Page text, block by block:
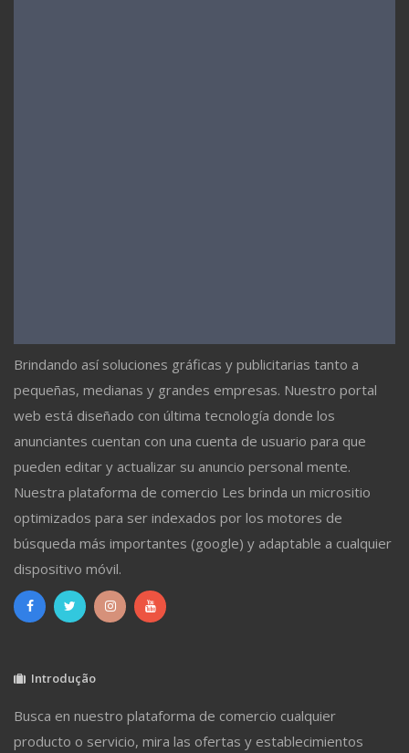
Brindando así soluciones gráficas y publicitarias tanto a
pequeñas, medianas y grandes empresas. Nuestro portal
web está diseñado con última tecnología donde los
anunciantes cuentan con una cuenta de usuario para que
pueden editar y actualizar su anuncio personal mente.
Nuestra plataforma de comercio Les brinda un micrositio
optimizados para ser indexados por los motores de
búsqueda más importantes (google) y adaptable a cualquier
dispositivo móvil.
Introdução
Busca en nuestro plataforma de comercio cualquier
producto o servicio, mira las ofertas y establecimientos